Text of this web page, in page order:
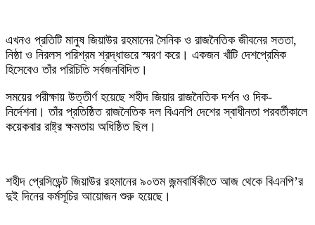
এখনও প্রতিটি মানুষ জিয়াউর রহমানের সৈনিক ও রাজনৈতিক জীবনের সততা,
নিষ্ঠা ও নিরলস পরিশ্রম শ্রদ্ধাভরে স্মরণ করে। একজন খাঁটি দেশপ্রেমিক
হিসেবেও তাঁর পরিচিতি সর্বজনবিদিত।
সময়ের পরীক্ষায় উত্তীর্ণ হয়েছে শহীদ জিয়ার রাজনৈতিক দর্শন ও দিক-
নির্দেশনা। তাঁর প্রতিষ্ঠিত রাজনৈতিক দল বিএনপি দেশের স্বাধীনতা পরবর্তীকালে
কয়েকবার রাষ্ট্র ক্ষমতায় অধিষ্ঠিত ছিল।
শহীদ প্রেসিডেন্ট জিয়াউর রহমানের ৯০তম জন্মবার্ষিকীতে আজ থেকে বিএনপি’র
দুই দিনের কর্মসূচির আয়োজন শুরু হয়েছে।